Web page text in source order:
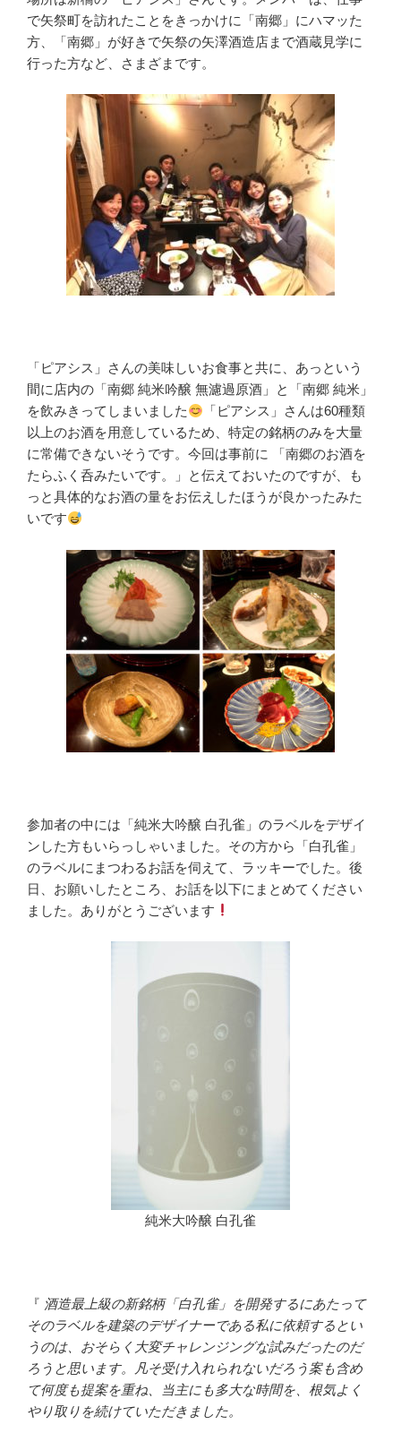
で矢祭町を訪れたことをきっかけに「南郷」にハマッた
方、「南郷」が好きで矢祭の矢澤酒造店まで酒蔵見学に
行った方など、さまざまです。
「ピアシス」さんの美味しいお食事と共に、あっという
間に店内の「南郷 純米吟醸 無濾過原酒」と「南郷 純米」
を飲みきってしまいました
「ピアシス」さんは60種類
以上のお酒を用意しているため、特定の銘柄のみを大量
に常備できないそうです。今回は事前に 「南郷のお酒を
たらふく呑みたいです。」と伝えておいたのですが、も
っと具体的なお酒の量をお伝えしたほうが良かったみた
いです
参加者の中には「純米大吟醸 白孔雀」のラベルをデザイ
ンした方もいらっしゃいました。その方から「白孔雀」
のラベルにまつわるお話を伺えて、ラッキーでした。後
日、お願いしたところ、お話を以下にまとめてください
ました。ありがとうございます
純米大吟醸 白孔雀
『 酒造最上級の新銘柄「白孔雀」を開発するにあたって
そのラベルを建築のデザイナーである私に依頼するとい
うのは、おそらく大変チャレンジングな試みだったのだ
ろうと思います。凡そ受け入れられないだろう案も含め
て何度も提案を重ね、当主にも多大な時間を、根気よく
やり取りを続けていただきました。